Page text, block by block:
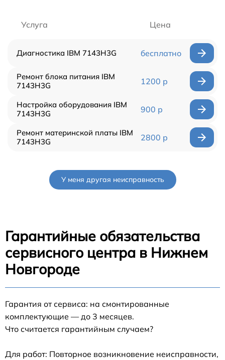
Услуга Цена
Диагностика IBM 7143H3G бесплатно
Ремонт блока питания IBM
7143H3G
1200 р
Настройка оборудования IBM
7143H3G
900 р
Ремонт материнской платы IBM
7143H3G
2800 р
У меня другая неисправность
Гарантийные обязательства
сервисного центра в Нижнем
Новгороде
Гарантия от сервиса: на смонтированные
комплектующие — до 3 месяцев.
Что считается гарантийным случаем?
Для работ: Повторное возникновение неисправности,